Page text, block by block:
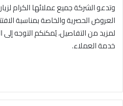
وتدعو الشركة جميع عملائها الكرام
العروض الحصرية والخاصة بمناسبة
لمزيد من التفاصيل، يُمكنكم التوجه
خدمة العملاء.